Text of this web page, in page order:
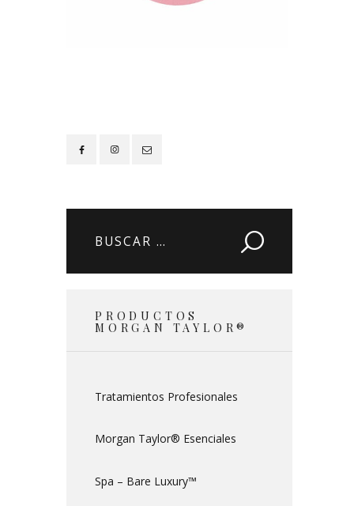
Buscar:
PRODUCTOS
MORGAN TAYLOR®
Tratamientos Profesionales
Morgan Taylor® Esenciales
Spa – Bare Luxury™